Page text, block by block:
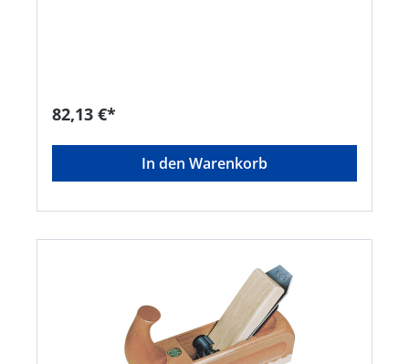
82,13 €*
In den Warenkorb